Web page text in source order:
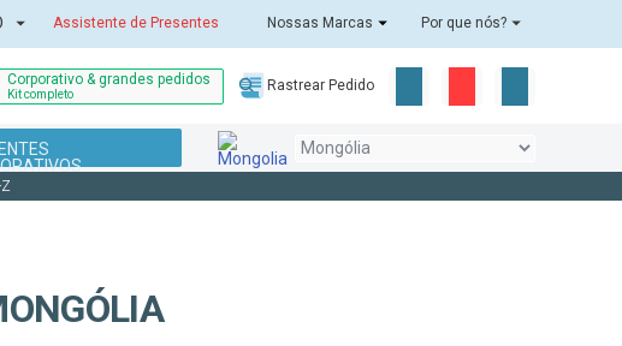
Assistente de Presentes Nossas Marcas Por que nós?
Corporativo & grandes pedidos
Kit completo
Rastrear Pedido